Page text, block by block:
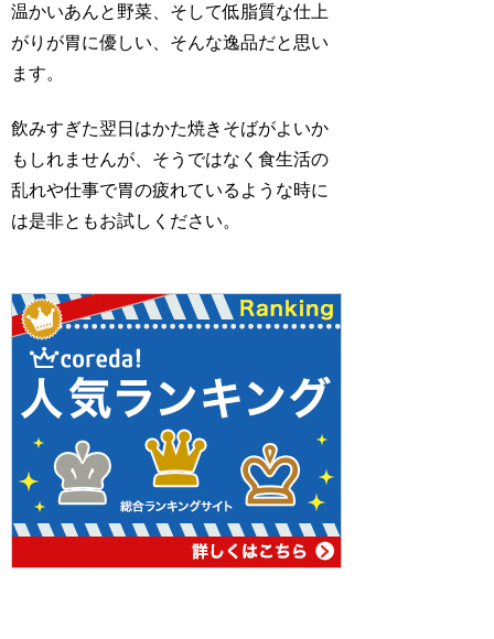
温かいあんと野菜、そして低脂質な仕上
がりが胃に優しい、そんな逸品だと思い
ます。
飲みすぎた翌日はかた焼きそばがよいか
もしれませんが、そうではなく食生活の
乱れや仕事で胃の疲れているような時に
は是非ともお試しください。